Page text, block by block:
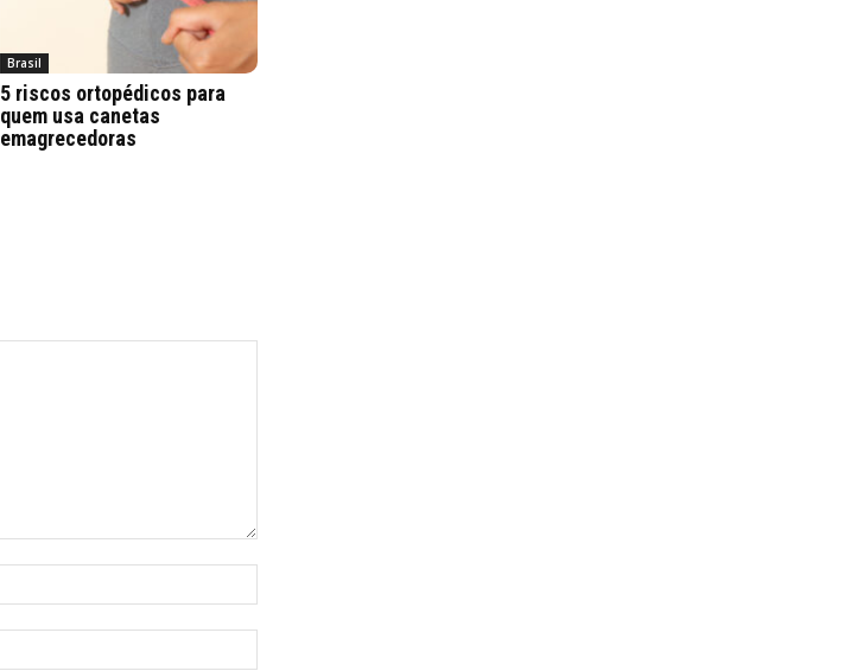
Brasil
5 riscos ortopédicos para
quem usa canetas
emagrecedoras
mail:*